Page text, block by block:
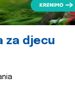
za djecu